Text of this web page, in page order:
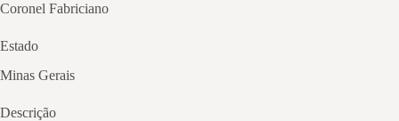
Coronel Fabriciano
Estado
Minas Gerais
Descrição